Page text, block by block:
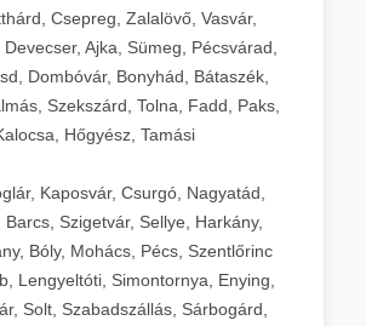
Csepreg, Zalalövő, Vasvár,
Ajka, Sümeg, Pécsvárad,
Dombóvár, Bonyhád, Bátaszék,
Szekszárd, Tolna, Fadd, Paks,
Hőgyész, Tamási
Kaposvár, Csurgó, Nagyatád,
Barcs, Szigetvár, Sellye, Harkány,
Bóly, Mohács, Pécs, Szentlőrinc
Lengyeltóti, Simontornya, Enying,
Solt, Szabadszállás, Sárbogárd,